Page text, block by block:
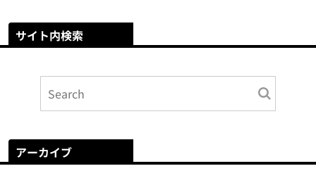
サイト内検索
アーカイブ